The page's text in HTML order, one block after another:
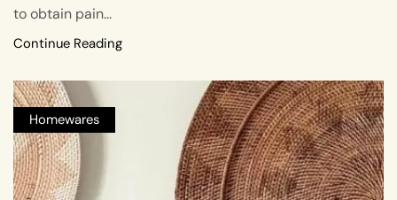
to obtain pain...
Continue Reading
Homewares